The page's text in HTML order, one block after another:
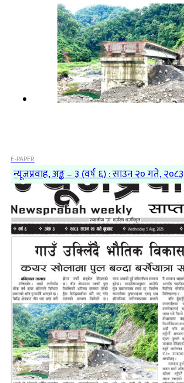
E-PAPER
न्यूजप्रवाह, अङ्क – ३ (वर्ष ६) : साउन २० गते, २०८३